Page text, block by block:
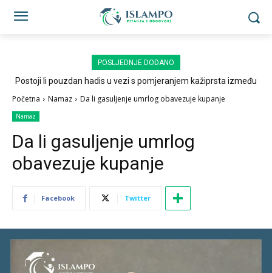
POSLJEDNJE DODANO
Postoji li pouzdan hadis u vezi s pomjeranjem kažiprsta između
Početna Namaz Da li gasuljenje umrlog obavezuje kupanje
Namaz
Da li gasuljenje umrlog
obavezuje kupanje
Facebook Twitter